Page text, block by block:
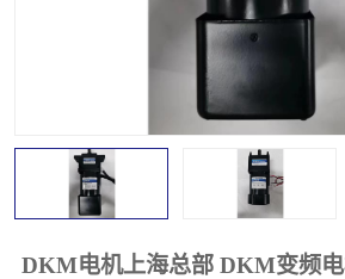
DKM电机上海总部 DKM变频
东元